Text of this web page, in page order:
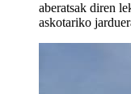
aberatsak diren
askotariko